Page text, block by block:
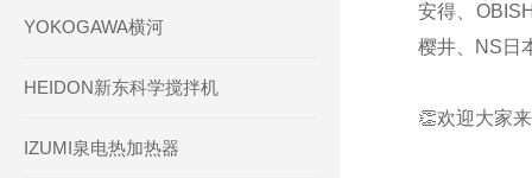
安得、
樱井、NS日
👏欢迎大家
YOKOGAWA横河
HEIDON新东科学搅拌机
IZUMI泉电热加热器